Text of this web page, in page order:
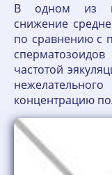
В одном из
снижение
по сравнению с
частотой
концентрацию